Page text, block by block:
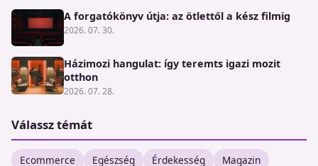
A forgatókönyv útja: az ötlettől a kész filmig
2026. 07. 30.
Házimozi hangulat: így teremts igazi mozit
otthon
2026. 07. 28.
Válassz témát
Ecommerce Egészség Érdekesség Magazin